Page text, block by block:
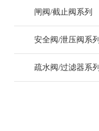
闸阀/截止阀系列
安全阀/泄压阀系列
疏水阀/过滤器系列